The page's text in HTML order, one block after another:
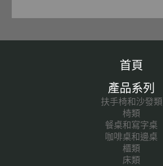
首頁
產品系列
扶手椅和沙發類
椅類
餐桌和寫字桌
咖啡桌和邊桌
櫃類
床類